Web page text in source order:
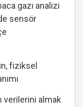
gazı analizi
sensör
fiziksel
verilerini almak